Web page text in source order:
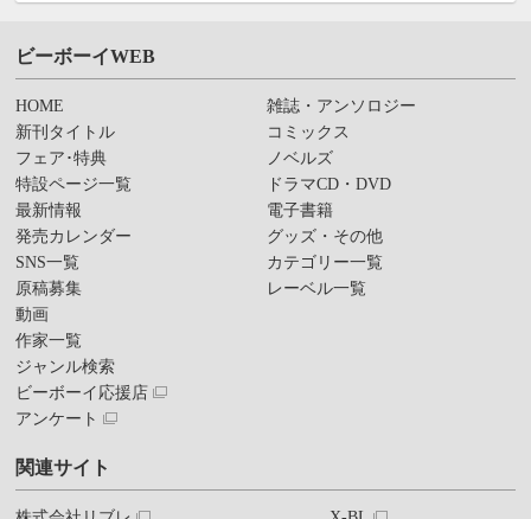
ビーボーイWEB
HOME
新刊タイトル
フェア･特典
特設ページ一覧
最新情報
発売カレンダー
SNS一覧
原稿募集
動画
作家一覧
ジャンル検索
ビーボーイ応援店
アンケート
雑誌・アンソロジー
コミックス
ノベルズ
ドラマCD・DVD
電子書籍
グッズ・その他
カテゴリー一覧
レーベル一覧
関連サイト